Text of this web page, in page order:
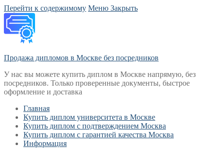
Перейти к содержимому Меню Закрыть
Продажа дипломов в Москве без посредников
У нас вы можете купить диплом в Москве напрямую, без
посредников. Только проверенные документы, быстрое
оформление и доставка
Главная
Купить диплом университета в Москве
Купить диплом с подтверждением Москва
Купить диплом с гарантией качества Москва
Информация